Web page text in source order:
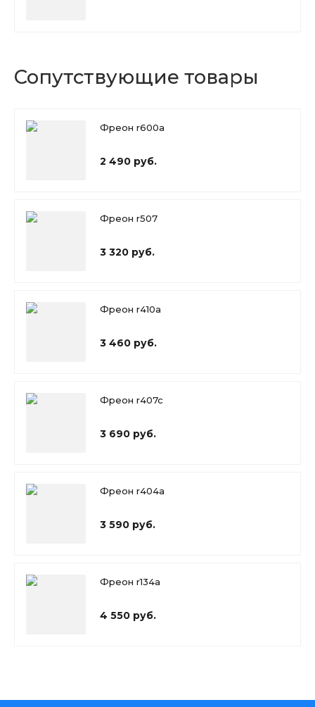
Сопутствующие товары
Фреон r600a
2 490 руб.
Фреон r507
3 320 руб.
Фреон r410a
3 460 руб.
Фреон r407c
3 690 руб.
Фреон r404a
3 590 руб.
Фреон r134a
4 550 руб.